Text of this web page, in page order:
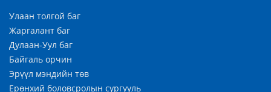
Улаан толгой баг
Жаргалант баг
Дулаан-Уул баг
Байгаль орчин
Эрүүл мэндийн төв
Ерөнхий боловсролын сургууль